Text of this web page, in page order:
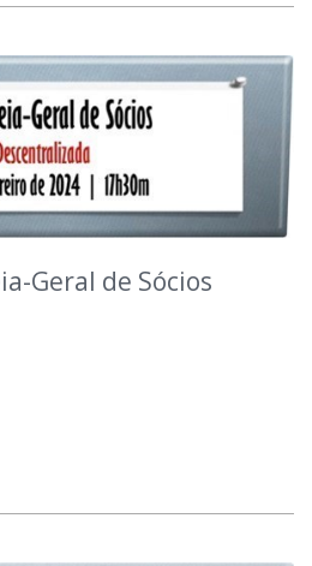
Geral de Sócios